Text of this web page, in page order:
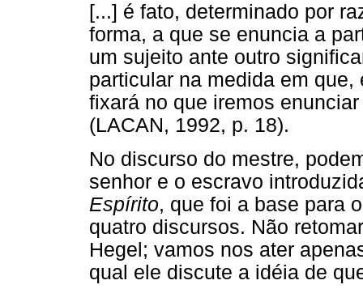
[...] é fato, determinado por
forma, a que se enuncia a
um sujeito ante outro
particular na medida em
fixará no que iremos
(LACAN, 1992, p. 18).
No discurso do mestre,
senhor e o escravo
Espírito, que foi a base para
quatro discursos. Não
Hegel; vamos nos ater
qual ele discute a idéia de